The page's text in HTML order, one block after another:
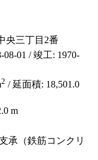
央三丁目2番
01 / 竣工: 1970-
2 / 延面積: 18,501.0
m
承（鉄筋コンクリ